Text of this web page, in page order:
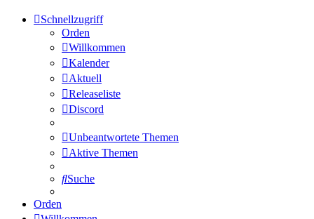
Schnellzugriff
Orden
Willkommen
Kalender
Aktuell
Releaseliste
Discord
Unbeantwortete Themen
Aktive Themen
Suche
Orden